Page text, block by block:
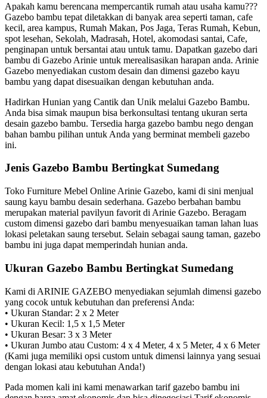
Apakah kamu berencana mempercantik rumah atau usaha kamu???
Gazebo bambu tepat diletakkan di banyak area seperti taman, cafe
kecil, area kampus, Rumah Makan, Pos Jaga, Teras Rumah, Kebun,
spot lesehan, Sekolah, Madrasah, Hotel, akomodasi santai, Cafe,
penginapan untuk bersantai atau untuk tamu. Dapatkan gazebo dari
bambu di Gazebo Arinie untuk merealisasikan harapan anda. Arinie
Gazebo menyediakan custom desain dan dimensi gazebo kayu
bambu yang dapat disesuaikan dengan kebutuhan anda.
Hadirkan Hunian yang Cantik dan Unik melalui Gazebo Bambu.
Anda bisa simak maupun bisa berkonsultasi tentang ukuran serta
desain gazebo bambu. Tersedia harga gazebo bambu nego dengan
bahan bambu pilihan untuk Anda yang berminat membeli gazebo
ini.
Jenis Gazebo Bambu Bertingkat Sumedang
Toko Furniture Mebel Online Arinie Gazebo, kami di sini menjual
saung kayu bambu desain sederhana. Gazebo berbahan bambu
merupakan material pavilyun favorit di Arinie Gazebo. Beragam
custom dimensi gazebo dari bambu menyesuaikan taman lahan luas
lokasi peletakan saung tersebut. Selain sebagai saung taman, gazebo
bambu ini juga dapat memperindah hunian anda.
Ukuran Gazebo Bambu Bertingkat Sumedang
Kami di ARINIE GAZEBO menyediakan sejumlah dimensi gazebo
yang cocok untuk kebutuhan dan preferensi Anda:
• Ukuran Standar: 2 x 2 Meter
• Ukuran Kecil: 1,5 x 1,5 Meter
• Ukuran Besar: 3 x 3 Meter
• Ukuran Jumbo atau Custom: 4 x 4 Meter, 4 x 5 Meter, 4 x 6 Meter
(Kami juga memiliki opsi custom untuk dimensi lainnya yang sesuai
dengan lokasi atau kebutuhan Anda!)
Pada momen kali ini kami menawarkan tarif gazebo bambu ini